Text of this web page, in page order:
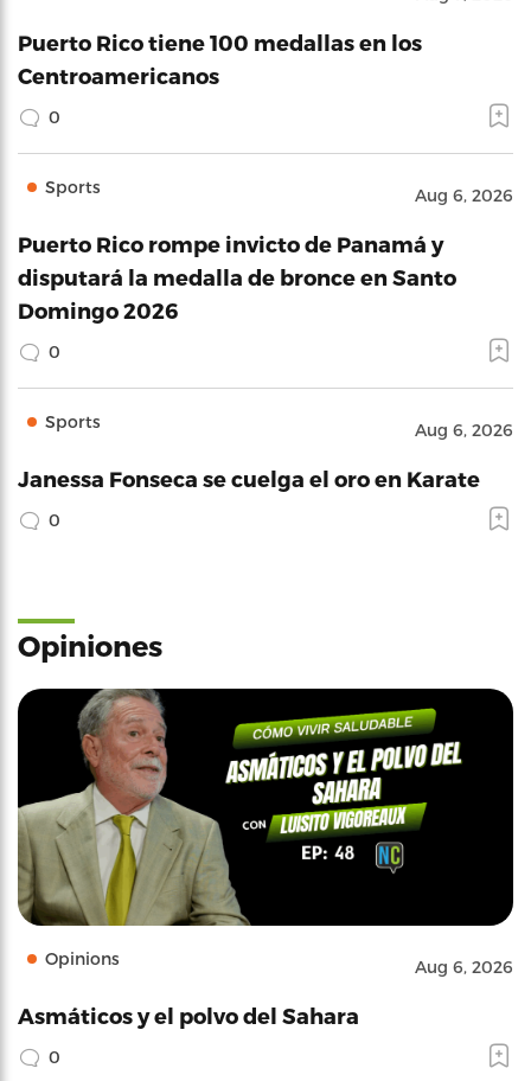
Puerto Rico tiene 100 medallas en los
Centroamericanos
0
Sports Aug 6, 2026
Puerto Rico rompe invicto de Panamá y
disputará la medalla de bronce en Santo
Domingo 2026
0
Sports Aug 6, 2026
Janessa Fonseca se cuelga el oro en Karate
0
Opiniones
Opinions Aug 6, 2026
Asmáticos y el polvo del Sahara
0